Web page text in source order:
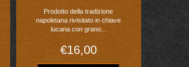
Prodotto della tradizione
napoletana rivisitato in chiave
lucana con grano...
€16,00